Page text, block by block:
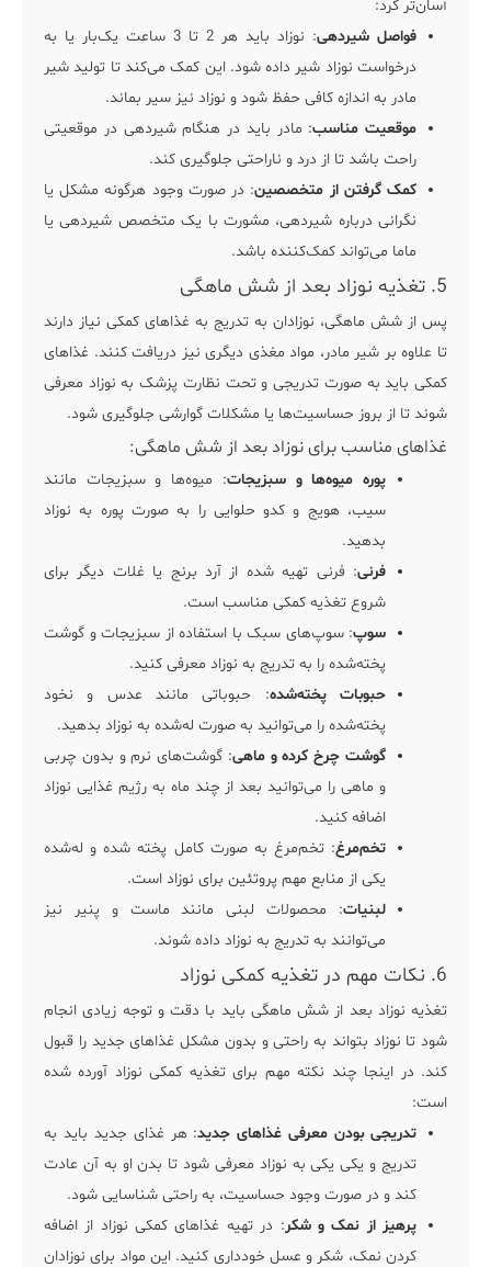
آسان‌تر کرد:
فواصل شیردهی
: نوزاد باید هر 2 تا 3 ساعت یک‌بار یا به
درخواست نوزاد شیر داده شود. این کمک می‌کند تا تولید شیر
مادر به اندازه کافی حفظ شود و نوزاد نیز سیر بماند.
موقعیت مناسب: مادر باید در هنگام شیردهی در موقعیتی
راحت باشد تا از درد و ناراحتی جلوگیری کند.
کمک گرفتن از متخصصین: در صورت وجود هرگونه مشکل یا
نگرانی درباره شیردهی، مشورت با یک متخصص شیردهی یا
ماما می‌تواند کمک‌کننده باشد.
5. تغذیه نوزاد بعد از شش ماهگی
پس از شش ماهگی، نوزادان به تدریج به غذاهای کمکی نیاز دارند
تا علاوه بر شیر مادر، مواد مغذی دیگری نیز دریافت کنند. غذاهای
کمکی باید به صورت تدریجی و تحت نظارت پزشک به نوزاد معرفی
شوند تا از بروز حساسیت‌ها یا مشکلات گوارشی جلوگیری شود.
غذاهای مناسب برای نوزاد بعد از شش ماهگی:
پوره میوه‌ها و سبزیجات: میوه‌ها و سبزیجات مانند
سیب، هویج و کدو حلوایی را به صورت پوره به نوزاد
بدهید.
فرنی: فرنی تهیه شده از آرد برنج یا غلات دیگر برای
شروع تغذیه کمکی مناسب است.
سوپ: سوپ‌های سبک با استفاده از سبزیجات و گوشت
پخته‌شده را به تدریج به نوزاد معرفی کنید.
حبوبات پخته‌شده: حبوباتی مانند عدس و نخود
پخته‌شده را می‌توانید به صورت له‌شده به نوزاد بدهید.
گوشت چرخ کرده و ماهی: گوشت‌های نرم و بدون چربی
و ماهی را می‌توانید بعد از چند ماه به رژیم غذایی نوزاد
اضافه کنید.
تخم‌مرغ: تخم‌مرغ به صورت کامل پخته شده و له‌شده
یکی از منابع مهم پروتئین برای نوزاد است.
لبنیات: محصولات لبنی مانند ماست و پنیر نیز
می‌توانند به تدریج به نوزاد داده شوند.
6. نکات مهم در تغذیه کمکی نوزاد
تغذیه نوزاد بعد از شش ماهگی باید با دقت و توجه زیادی انجام
شود تا نوزاد بتواند به راحتی و بدون مشکل غذاهای جدید را قبول
کند. در اینجا چند نکته مهم برای تغذیه کمکی نوزاد آورده شده
است:
تدریجی بودن معرفی غذاهای جدید: هر غذای جدید باید به
تدریج و یکی یکی به نوزاد معرفی شود تا بدن او به آن عادت
کند و در صورت وجود حساسیت، به راحتی شناسایی شود.
پرهیز از نمک و شکر: در تهیه غذاهای کمکی نوزاد از اضافه
کردن نمک، شکر و عسل خودداری کنید. این مواد برای نوزادان